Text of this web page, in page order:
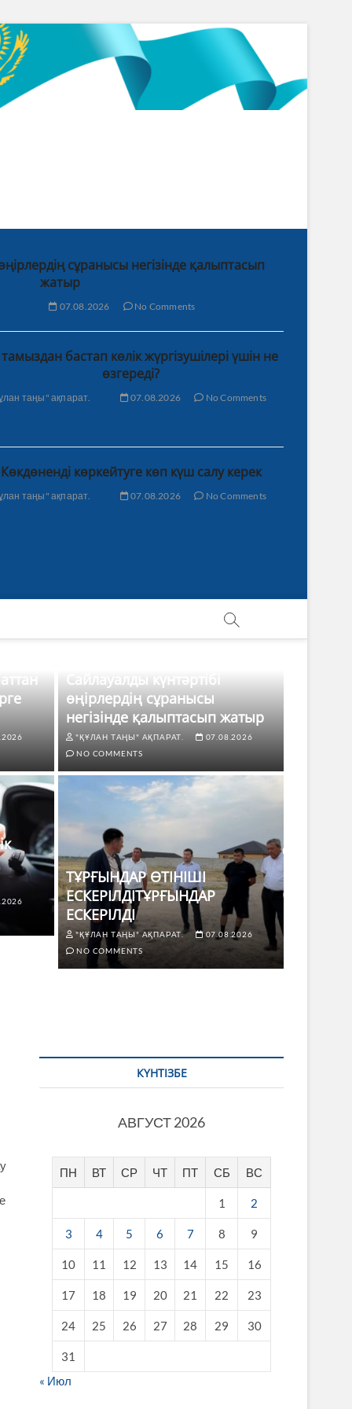
сұранысы негізінде қалыптасып
жатыр
07.08.2026 No Comments
бастап көлік жүргізушілері үшін не
өзгереді?
таңы" ақпарат. 07.08.2026 No Comments
Көкдөненді көркейтуге көп күш салу керек
таңы" ақпарат. 07.08.2026 No Comments
жүргізушілері үшін не
NO COMMENTS
Сайлауалды күнтәртібі
өңірлердің сұранысы
негізінде қалыптасып жатыр
"ҚҰЛАН ТАҢЫ" АҚПАРАТ.
07.08.2026
NO COMMENTS
ТҰРҒЫНДАР ӨТІНІШІ
ЕСКЕРІЛДІТҰРҒЫНДАР
ЕСКЕРІЛДІ
"ҚҰЛАН ТАҢЫ" АҚПАРАТ.
07.08.2026
NO COMMENTS
КҮНТІЗБЕ
АВГУСТ 2026
ПН ВТ СР ЧТ ПТ СБ ВС
1 2
3 4 5 6 7 8 9
10 11 12 13 14 15 16
17 18 19 20 21 22 23
24 25 26 27 28 29 30
31
« Июл